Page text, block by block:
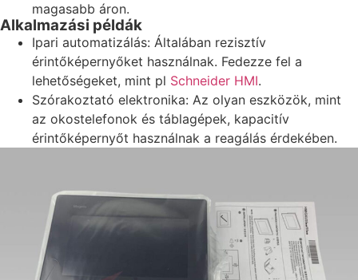
magasabb áron.
Alkalmazási példák
Ipari automatizálás: Általában rezisztív
érintőképernyőket használnak. Fedezze fel a
lehetőségeket, mint pl Schneider HMI.
Szórakoztató elektronika: Az olyan eszközök, mint
az okostelefonok és táblagépek, kapacitív
érintőképernyőt használnak a reagálás érdekében.